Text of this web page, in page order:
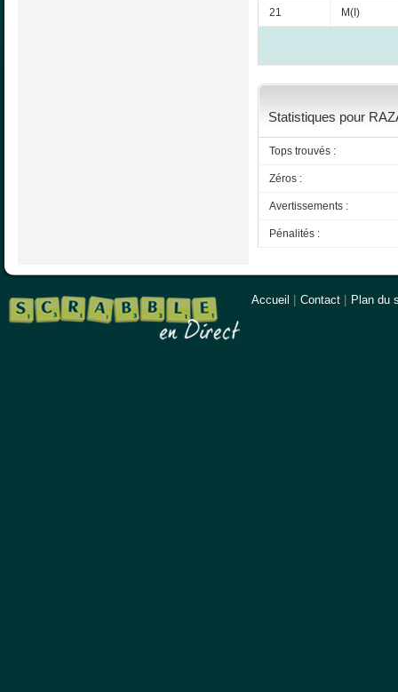
21 M(I)
Statistiques pour
Tops trouvés :
Zéros :
Avertissements :
Pénalités :
Accueil Contact Plan du